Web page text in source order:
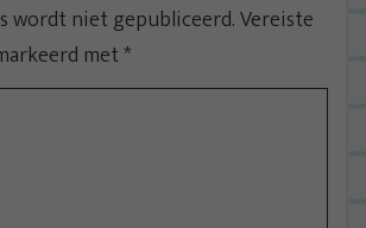
wordt niet gepubliceerd.Vereiste
met*